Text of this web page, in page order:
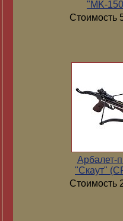
"MK-
Стоимость
Арбалет-
"Скаут"
Стоимость